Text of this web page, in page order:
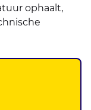
ophaalt,